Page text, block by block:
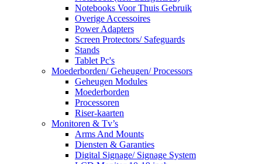
Notebooks Voor Thuis Gebruik
Overige Accessoires
Power Adapters
Screen Protectors/ Safeguards
Stands
Tablet Pc's
Moederborden/ Geheugen/ Processors
Geheugen Modules
Moederborden
Processoren
Riser-kaarten
Monitoren & Tv’s
Arms And Mounts
Diensten & Garanties
Digital Signage/ Signage System